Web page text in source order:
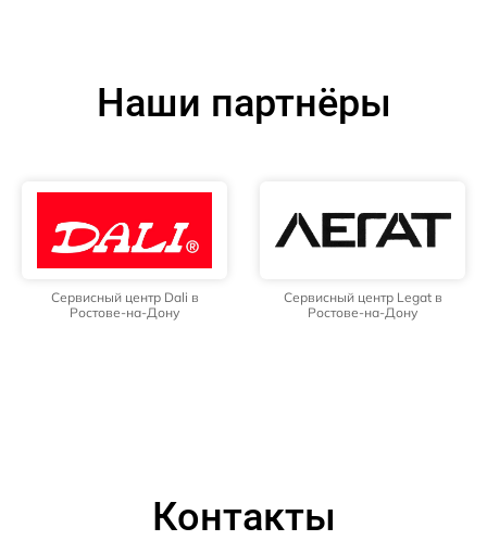
Наши партнёры
Сервисный центр Dali в
Ростове-на-Дону
Сервисный центр Legat в
Ростове-на-Дону
Контакты